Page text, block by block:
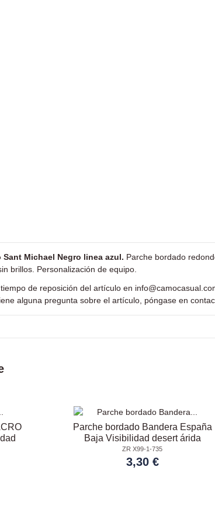
Michael Negro linea azul. Parche bordado
brillos. Personalización de equipo.
de reposición del artículo en
alguna pregunta sobre el artículo, póngase en
Parche bordado Bandera España
Baja Visibilidad desert árida
ZR X99-1-735
3,30 €